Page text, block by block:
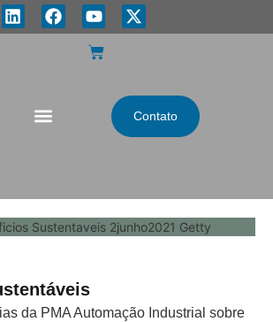
Contato
da PMA Automação Industrial sobre